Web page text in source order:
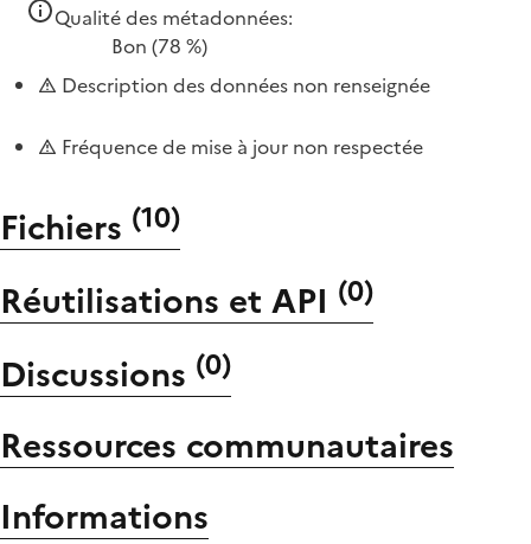
Qualité des métadonnées:
Bon (78 %)
Description des données non renseignée
Fréquence de mise à jour non respectée
Fichiers (10)
Réutilisations et API (0)
Discussions (0)
Ressources communautaires
Informations